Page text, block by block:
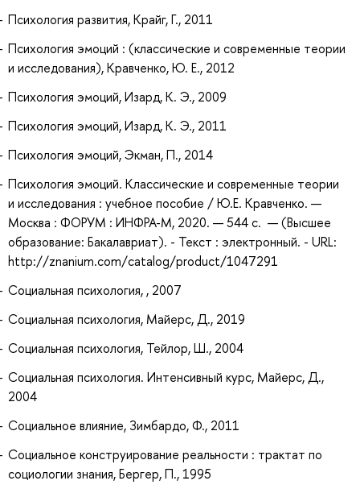
Психология развития, Крайг, Г., 2011
Психология эмоций : (классические и современные теории
и исследования), Кравченко, Ю. Е., 2012
Психология эмоций, Изард, К. Э., 2009
Психология эмоций, Изард, К. Э., 2011
Психология эмоций, Экман, П., 2014
Психология эмоций. Классические и современные теории
и исследования : учебное пособие / Ю.Е. Кравченко. —
Москва : ФОРУМ : ИНФРА-М, 2020. — 544 с. — (Высшее
образование: Бакалавриат). - Текст : электронный. - URL:
http://znanium.com/catalog/product/1047291
Социальная психология, , 2007
Социальная психология, Майерс, Д., 2019
Социальная психология, Тейлор, Ш., 2004
Социальная психология. Интенсивный курс, Майерс, Д.,
2004
Социальное влияние, Зимбардо, Ф., 2011
Социальное конструирование реальности : трактат по
социологии знания, Бергер, П., 1995